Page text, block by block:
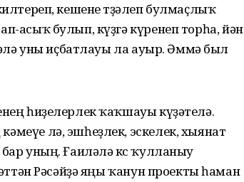
кешене төҙәлеп булмаҫлыҡ
асыҡ булып, күҙгә күренеп торһа, йән
уны иҫбатлауы ла ауыр. Әммә был
һиҙелерлек ҡаҡшауы күҙәтелә.
лә, эшһеҙлек, эскелек, хыянат
уның. Ғаиләлә көс ҡулланыу
Рәсәйҙә яңы ҡанун проекты һаман